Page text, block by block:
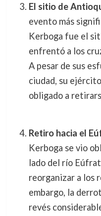
El sitio de
evento más
Kerboga fue el
enfrentó a los
A pesar de sus
ciudad, su
obligado a
Retiro hacia el
Kerboga se vio
lado del río
reorganizar a los
embargo, la
revés